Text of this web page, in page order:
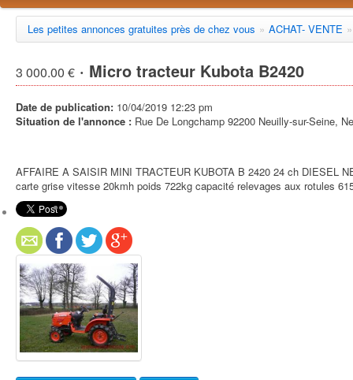
Les petites annonces gratuites près de chez vous » ACHAT- VENTE »
3 000.00 € · Micro tracteur Kubota B2420
Date de publication: 10/04/2019 12:23 pm
Situation de l'annonce : Rue De Longchamp 92200 Neuilly-sur-Seine,
AFFAIRE A SAISIR MINI TRACTEUR KUBOTA B 2420 24 ch DIESEL
carte grise vitesse 20kmh poids 722kg capacité relevages aux rotules